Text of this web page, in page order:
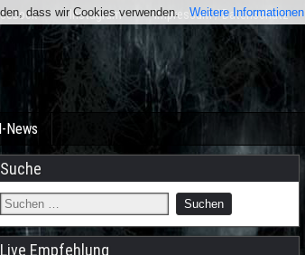
Instagram Impressum / Datenschutz
News
Suche
Live Empfehlung
dass wir Cookies verwenden. Weitere Informationen